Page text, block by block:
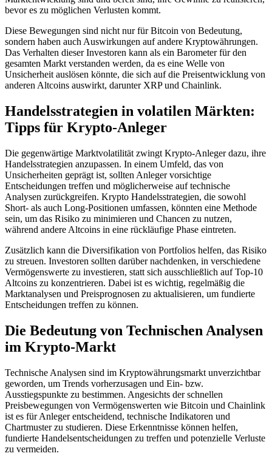
bevor es zu möglichen Verlusten kommt.
Diese Bewegungen sind nicht nur für Bitcoin von Bedeutung,
sondern haben auch Auswirkungen auf andere Kryptowährungen.
Das Verhalten dieser Investoren kann als ein Barometer für den
gesamten Markt verstanden werden, da es eine Welle von
Unsicherheit auslösen könnte, die sich auf die Preisentwicklung von
anderen Altcoins auswirkt, darunter XRP und Chainlink.
Handelsstrategien in volatilen Märkten:
Tipps für Krypto-Anleger
Die gegenwärtige Marktvolatilität zwingt Krypto-Anleger dazu, ihre
Handelsstrategien anzupassen. In einem Umfeld, das von
Unsicherheiten geprägt ist, sollten Anleger vorsichtige
Entscheidungen treffen und möglicherweise auf technische
Analysen zurückgreifen. Krypto Handelsstrategien, die sowohl
Short- als auch Long-Positionen umfassen, könnten eine Methode
sein, um das Risiko zu minimieren und Chancen zu nutzen,
während andere Altcoins in eine rückläufige Phase eintreten.
Zusätzlich kann die Diversifikation von Portfolios helfen, das Risiko
zu streuen. Investoren sollten darüber nachdenken, in verschiedene
Vermögenswerte zu investieren, statt sich ausschließlich auf Top-10
Altcoins zu konzentrieren. Dabei ist es wichtig, regelmäßig die
Marktanalysen und Preisprognosen zu aktualisieren, um fundierte
Entscheidungen treffen zu können.
Die Bedeutung von Technischen Analysen
im Krypto-Markt
Technische Analysen sind im Kryptowährungsmarkt unverzichtbar
geworden, um Trends vorherzusagen und Ein- bzw.
Ausstiegspunkte zu bestimmen. Angesichts der schnellen
Preisbewegungen von Vermögenswerten wie Bitcoin und Chainlink
ist es für Anleger entscheidend, technische Indikatoren und
Chartmuster zu studieren. Diese Erkenntnisse können helfen,
fundierte Handelsentscheidungen zu treffen und potenzielle Verluste
zu vermeiden.